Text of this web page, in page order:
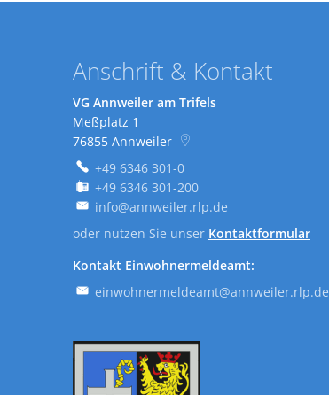
Anschrift & Kontakt
VG Annweiler am Trifels
Meßplatz 1
76855 Annweiler
+49 6346 301-0
+49 6346 301-200
info@annweiler.rlp.de
oder nutzen Sie unser Kontaktformular
Kontakt Einwohnermeldeamt:
einwohnermeldeamt@annweiler.rlp.de